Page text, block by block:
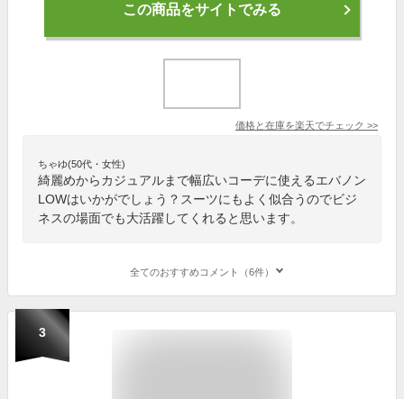
この商品をサイトでみる
価格と在庫を楽天でチェック >>
ちゃゆ(50代・女性)
綺麗めからカジュアルまで幅広いコーデに使えるエバノン
LOWはいかがでしょう？スーツにもよく似合うのでビジ
ネスの場面でも大活躍してくれると思います。
全てのおすすめコメント（6件）
3